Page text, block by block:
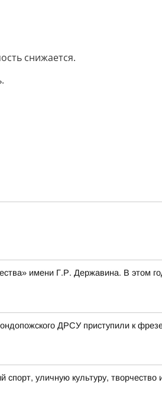
снижается.
имени Г.Р. Державина. В этом
ДРСУ приступили к
уличную культуру, творчество